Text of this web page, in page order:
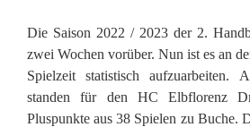
Die Saison 2022 / 2023 der 2.
zwei Wochen vorüber. Nun ist es an
Spielzeit statistisch aufzuarbeiten.
standen für den HC Elbflorenz
Pluspunkte aus 38 Spielen zu Buche.